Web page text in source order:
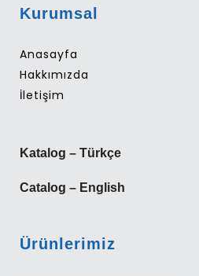
Kurumsal
Anasayfa
Hakkımızda
İletişim
Katalog – Türkçe
Catalog – English
Ürünlerimiz